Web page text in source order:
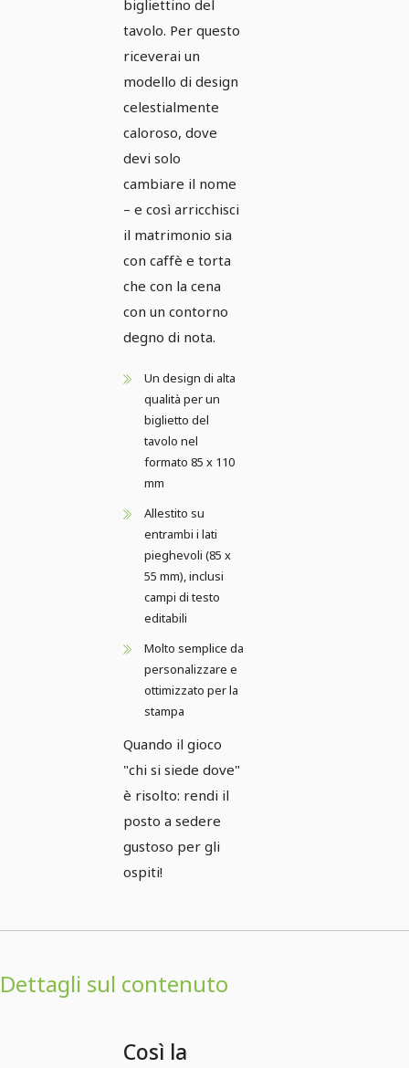
bigliettino del
tavolo. Per questo
riceverai un
modello di design
celestialmente
caloroso, dove
devi solo
cambiare il nome
– e così arricchisci
il matrimonio sia
con caffè e torta
che con la cena
con un contorno
degno di nota.
Un design di alta
qualità per un
biglietto del
tavolo nel
formato 85 x 110
mm
Allestito su
entrambi i lati
pieghevoli (85 x
55 mm), inclusi
campi di testo
editabili
Molto semplice da
personalizzare e
ottimizzato per la
stampa
Quando il gioco
"chi si siede dove"
è risolto: rendi il
posto a sedere
gustoso per gli
ospiti!
Dettagli sul contenuto
Così la